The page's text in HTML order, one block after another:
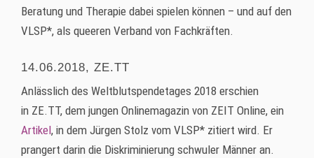
Beratung und Therapie dabei spielen können – und auf den
VLSP*, als queeren Verband von Fachkräften.
14.06.2018, ZE.TT
Anlässlich des Weltblutspendetages 2018 erschien
in ZE.TT, dem jungen Onlinemagazin von ZEIT Online, ein
Artikel, in dem Jürgen Stolz vom VLSP* zitiert wird. Er
prangert darin die Diskriminierung schwuler Männer an.